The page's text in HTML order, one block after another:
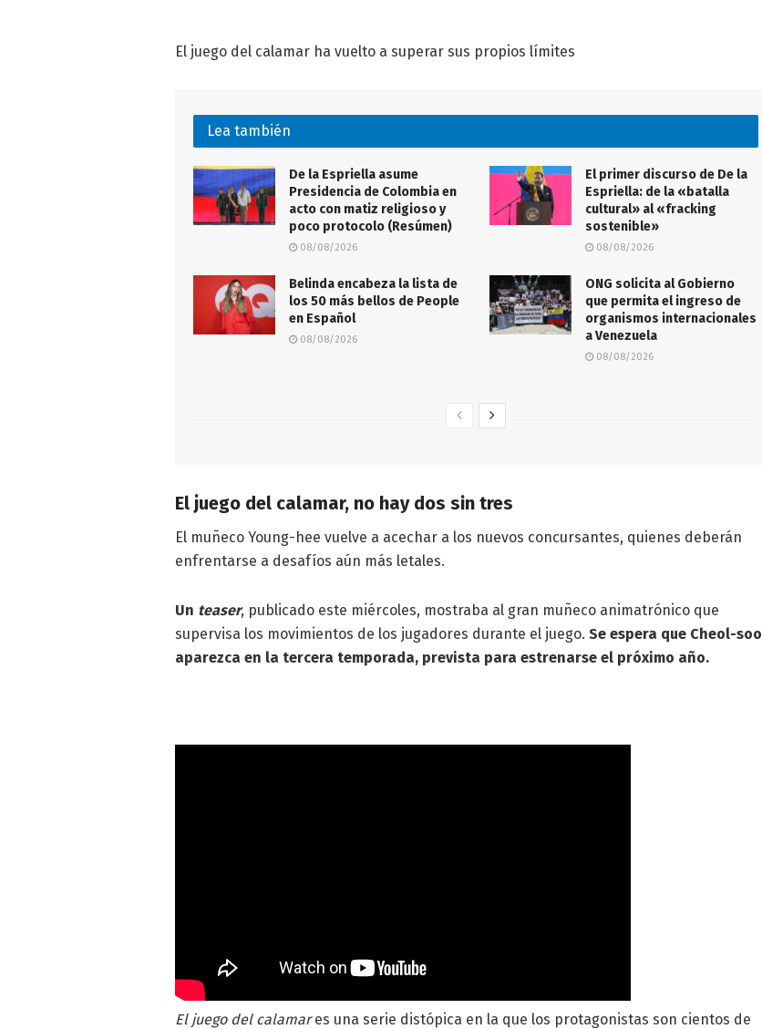
El juego del calamar ha vuelto a superar sus propios límites
Lea también
De la Espriella asume
Presidencia de Colombia en
acto con matiz religioso y
poco protocolo (Resúmen)
08/08/2026
El primer discurso de De la
Espriella: de la «batalla
cultural» al «fracking
sostenible»
08/08/2026
Belinda encabeza la lista de
los 50 más bellos de People
en Español
08/08/2026
ONG solicita al Gobierno
que permita el ingreso de
organismos internacionales
a Venezuela
08/08/2026
El juego del calamar, no hay dos sin tres
El muñeco Young-hee vuelve a acechar a los nuevos concursantes, quienes deberán
enfrentarse a desafíos aún más letales.
Un teaser, publicado este miércoles, mostraba al gran muñeco animatrónico que
supervisa los movimientos de los jugadores durante el juego. Se espera que Cheol-soo
aparezca en la tercera temporada, prevista para estrenarse el próximo año.
El juego del calamares una serie distópica en la que los protagonistas son cientos de